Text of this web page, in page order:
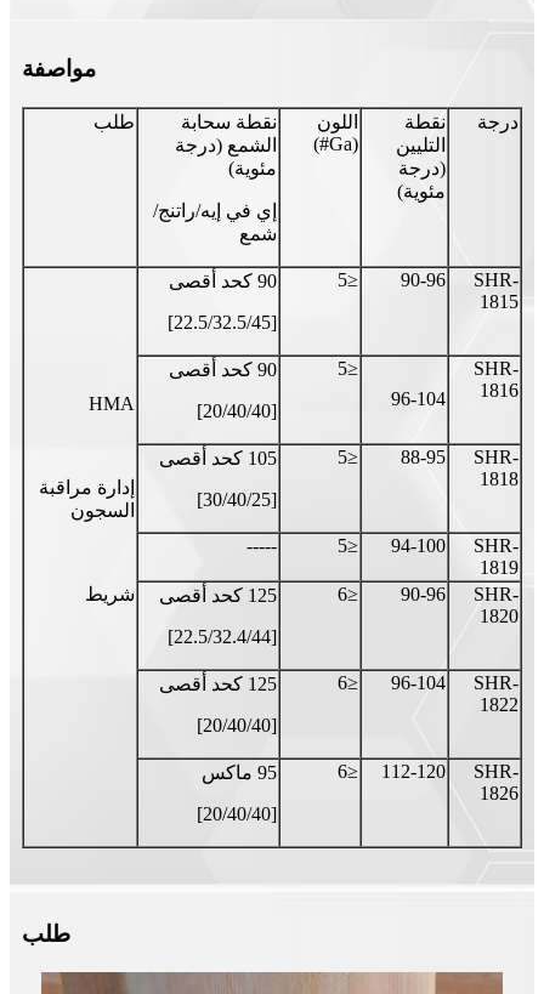
مواصفة
درجة
نقطة
التليين
(درجة
مئوية)
اللون
(Ga#)
نقطة سحابة
الشمع (درجة
مئوية)
إي في إيه/راتنج/
شمع
طلب
SHR-
1815
90-96
≤5
90 كحد أقصى
[22.5/32.5/45]
HMA
إدارة مراقبة
السجون
شريط
SHR-
1816
96-104
≤5
90 كحد أقصى
[20/40/40]
SHR-
1818
88-95
≤5
105 كحد أقصى
[30/40/25]
SHR-
1819
94-100
≤5
-----
SHR-
1820
90-96
≤6
125 كحد أقصى
[22.5/32.4/44]
SHR-
1822
96-104
≤6
125 كحد أقصى
[20/40/40]
SHR-
1826
112-120
≤6
95 ماكس
[20/40/40]
طلب